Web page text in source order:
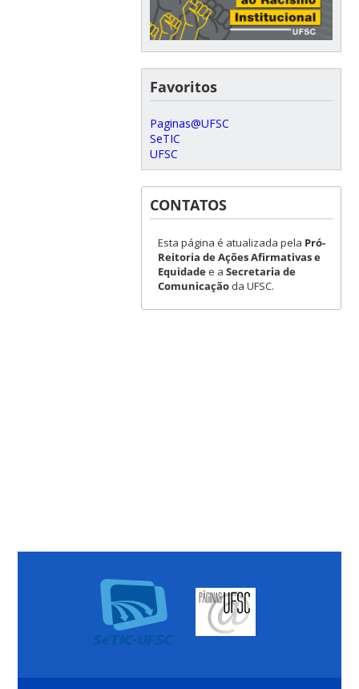
Favoritos
Paginas@UFSC
SeTIC
UFSC
CONTATOS
Esta página é atualizada pela Pró-
Reitoria de Ações Afirmativas e
Equidadee a Secretaria de
Comunicaçãoda UFSC.